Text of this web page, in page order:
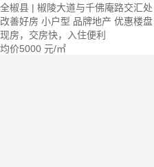
全椒县 | 椒陵大道与千佛庵路交汇处
改善好房 小户型 品牌地产 优惠楼盘
现房，交房快，入住便利
均价5000 元/㎡